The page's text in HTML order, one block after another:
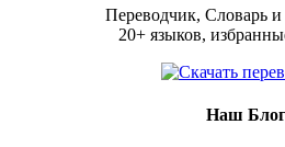
Переводчик, Словарь и
20+ языков,
Наш Блог